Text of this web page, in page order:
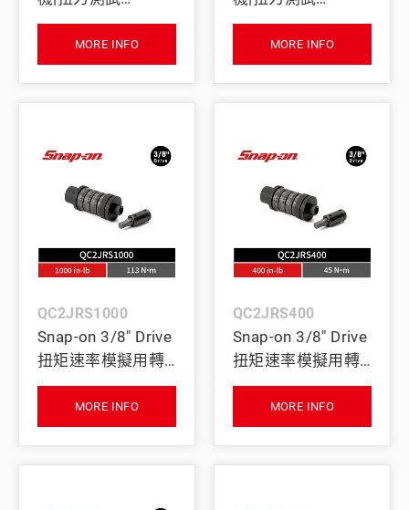
機|Tester|Checker
(電動)MORE INFO
機|Tester|Checker
(Manual Loader)
MORE INFO
QC2JRS1000
Snap-on 3/8" Drive
扭矩速率模擬用轉
接器 (1000 in-lb)
MORE INFO
QC2JRS400
Snap-on 3/8" Drive
扭矩速率模擬用轉
接器 (400 in-lb)
MORE INFO